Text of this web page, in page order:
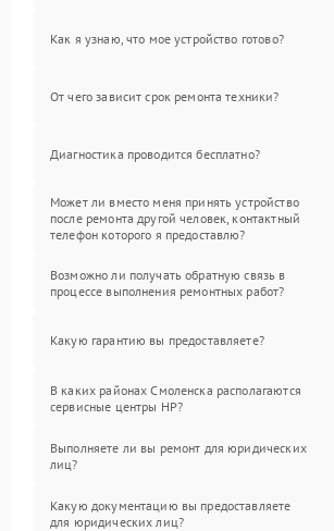
Как я узнаю, что мое устройство готово?
От чего зависит срок ремонта техники?
Диагностика проводится бесплатно?
Может ли вместо меня принять устройство
после ремонта другой человек, контактный
телефон которого я предоставлю?
Возможно ли получать обратную связь в
процессе выполнения ремонтных работ?
Какую гарантию вы предоставляете?
В каких районах Смоленска располагаются
сервисные центры HP?
Выполняете ли вы ремонт для юридических
лиц?
Какую документацию вы предоставляете
для юридических лиц?